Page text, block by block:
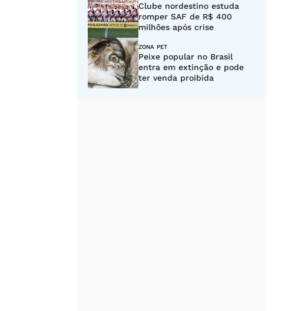
Clube nordestino estuda
romper SAF de R$ 400
milhões após crise
ZONA PET
Peixe popular no Brasil
entra em extinção e pode
ter venda proibida